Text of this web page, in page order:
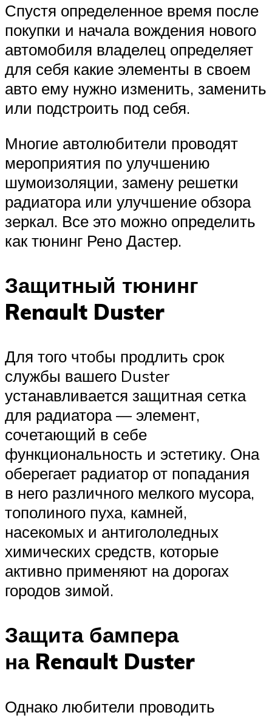
Спустя определенное время после
покупки и начала вождения нового
автомобиля владелец определяет
для себя какие элементы в своем
авто ему нужно изменить, заменить
или подстроить под себя.
Многие автолюбители проводят
мероприятия по улучшению
шумоизоляции, замену решетки
радиатора или улучшение обзора
зеркал. Все это можно определить
как тюнинг Рено Дастер.
Защитный тюнинг
Renault Duster
Для того чтобы продлить срок
службы вашего Duster
устанавливается защитная сетка
для радиатора — элемент,
сочетающий в себе
функциональность и эстетику. Она
оберегает радиатор от попадания
в него различного мелкого мусора,
тополиного пуха, камней,
насекомых и антигололедных
химических средств, которые
активно применяют на дорогах
городов зимой.
Защита бампера
на Renault Duster
Однако любители проводить